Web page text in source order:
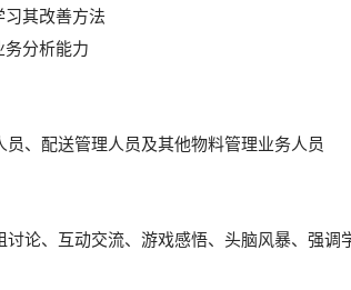
其改善方法
务分析能力
、配送管理人员及其他物料管理业务人员
论、互动交流、游戏感悟、头脑风暴、强调